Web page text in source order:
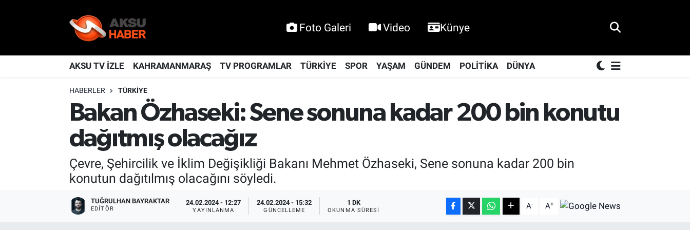
Foto Galeri Video Künye
AKSU TV İZLE KAHRAMANMARAŞ TV PROGRAMLAR TÜRKİYE SPOR YAŞAM GÜNDEM POLİTİKA DÜNYA
HABERLER TÜRKİYE
Bakan Özhaseki: Sene sonuna kadar 200 bin konutu
dağıtmış olacağız
Çevre, Şehircilik ve İklim Değişikliği Bakanı Mehmet Özhaseki, Sene sonuna kadar 200 bin
konutun dağıtılmış olacağını söyledi.
TUĞRULHAN BAYRAKTAR
EDITÖR
24.02.2024 - 12:27
YAYINLANMA
24.02.2024 - 15:32
GÜNCELLEME
1 DK
OKUNMA SÜRESI A- A+
KAHRAMANMARAŞ
Nöbetçi Eczaneler
Hava Durumu
Kahramanmaraş Namaz Vakitleri
Trafik Durumu
TFF 2.Lig Kırmızı Grup Puan Durumu ve Fikstür
Tüm Manşetler
Son Dakika Haberleri